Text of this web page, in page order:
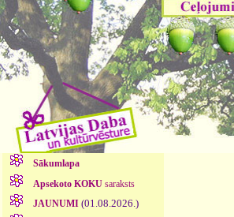
Sākumlapa
Apsekoto KOKUsaraksts
JAUNUMI (01.08.2026.)